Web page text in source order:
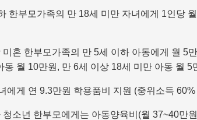
한부모가족의 만 18세 미만 자녀에게 1인당
미혼 한부모가족의 만 5세 이하 아동에게 월 5
월 10만원, 만 6세 이상 18세 미만 아동 월 5
에게 연 9.3만원 학용품비 지원 (중위소득
청소년 한부모에게는 아동양육비(월 37~40만